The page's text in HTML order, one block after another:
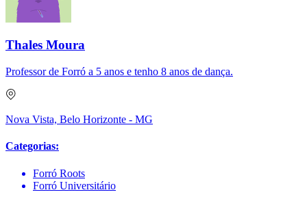
Thales Moura
Professor de Forró a 5 anos e tenho 8 anos de dança.
Nova Vista, Belo Horizonte - MG
Categorias:
Forró Roots
Forró Universitário